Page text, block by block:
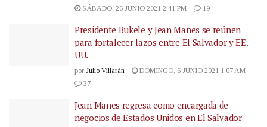
SÁBADO, 26 JUNIO 2021 2:41 PM
19
Presidente Bukele y Jean Manes se reúnen
para fortalecer lazos entre El Salvador y EE.
UU.
por Julio Villarán
DOMINGO, 6 JUNIO 2021 1:07 AM
37
Jean Manes regresa como encargada de
negocios de Estados Unidos en El Salvador